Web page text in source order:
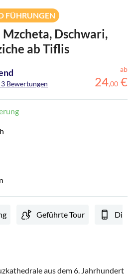
FÜHRUNGEN
Mzcheta, Dschwari,
ab Tiflis
Bewertungen
ab
24,00 €
Geführte Tour
aus dem 6. Jahrhundert